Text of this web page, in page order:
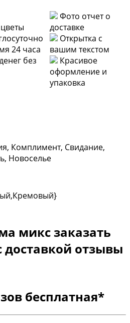
24 часа
без
Фото отчет о
доставке
Открытка с
вашим текстом
Красивое
оформление и
упаковка
Комплимент, Свидание,
Новоселье
микс заказать
доставкой отзывы
бесплатная*